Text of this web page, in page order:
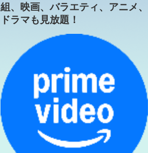
組、映画、バラエティ、アニメ、
ドラマも見放題！